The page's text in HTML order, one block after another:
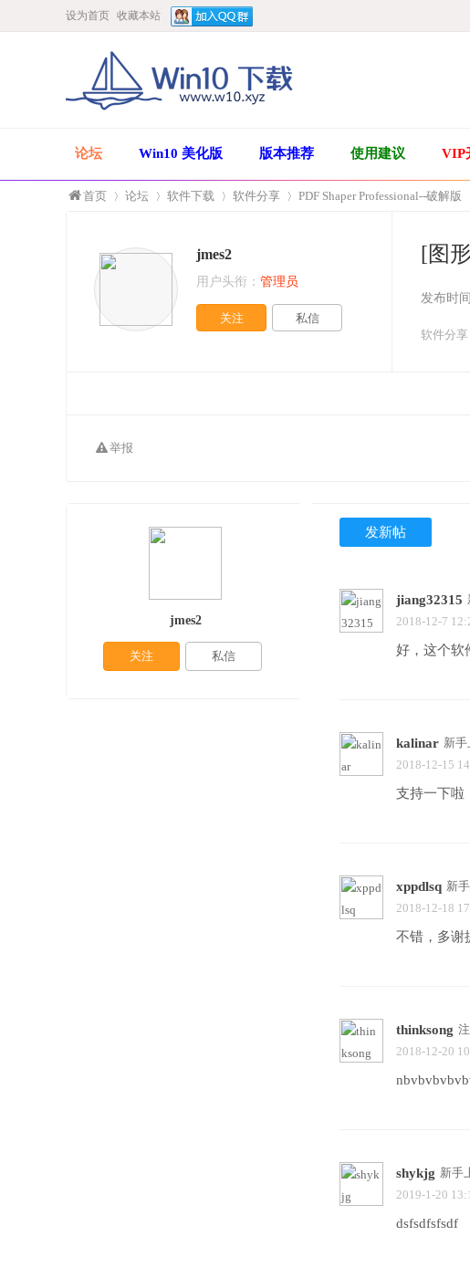
设为首页 收藏本站
论坛 Win10 美化版 版本推荐 使用建议 VIP
首页
»
论坛 软件下载
›
软件分享
›
PDF Shaper Professional--破解版
[图
发布时间
软件分享
jmes2
用户头衔： 管理员
关注 私信
举报
发新帖
jiang32315
2018-12-7
好，这个软
kalinar 新
2018-12-15
支持一下啦
xppdlsq 新
2018-12-18
不错，多谢
thinksong
2018-12-20
shykjg 新手
2019-1-20
dsfsdfsfsdf
jmes2
关注 私信